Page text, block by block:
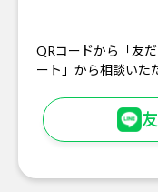
QRコードから「友
ート」から相談いた